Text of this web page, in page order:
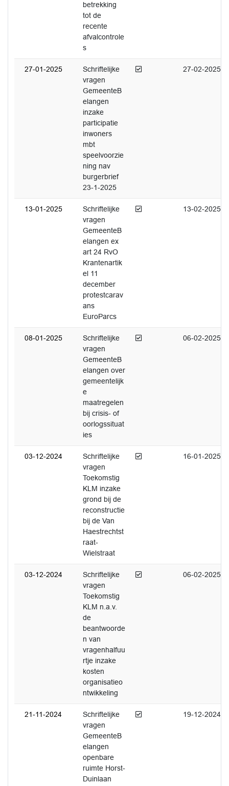
betrekking
tot de
recente
afvalcontrole
s
27-01-2025
Schriftelijke
vragen
GemeenteB
elangen
inzake
participatie
inwoners
mbt
speelvoorzie
ning nav
burgerbrief
23-1-2025
Afgedaan 27-02-2025
13-01-2025
Schriftelijke
vragen
GemeenteB
elangen ex
art 24 RvO
Krantenartik
el 11
december
protestcarav
ans
EuroParcs
Afgedaan 13-02-2025
08-01-2025
Schriftelijke
vragen
GemeenteB
elangen over
gemeentelijk
e
maatregelen
bij crisis- of
oorlogssituat
ies
Afgedaan 06-02-2025
03-12-2024
Schriftelijke
vragen
Toekomstig
KLM inzake
grond bij de
reconstructie
bij de Van
Haestrechtst
raat-
Wielstraat
Afgedaan 16-01-2025
03-12-2024
Schriftelijke
vragen
Toekomstig
KLM n.a.v.
de
beantwoorde
n van
vragenhalfuu
rtje inzake
kosten
organisatieo
ntwikkeling
Afgedaan 06-02-2025
21-11-2024
Schriftelijke
vragen
GemeenteB
elangen
openbare
ruimte Horst-
Duinlaan
Afgedaan 19-12-2024